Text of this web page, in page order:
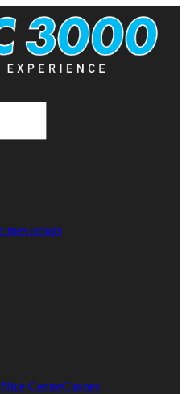
mes achats
Nice CentreCannes